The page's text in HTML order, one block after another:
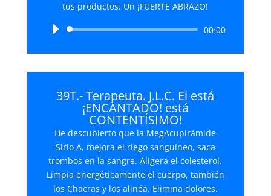
tus productos. Un ¡FUERTE ABRAZO!
Reproductor
audio
00:00
39T.- Terapeuta. J.L.C. El está
¡ENCANTADO! está
CONTENTÍSIMO!
He descubierto que la MegAcupirámide
Sirio A, mejora el riego sanguíneo, saca
trombos en la sangre. Aligera el colesterol.
Limpia energéticamente el cuerpo, también
los Chacras y los alinéa. Elimina dolores,